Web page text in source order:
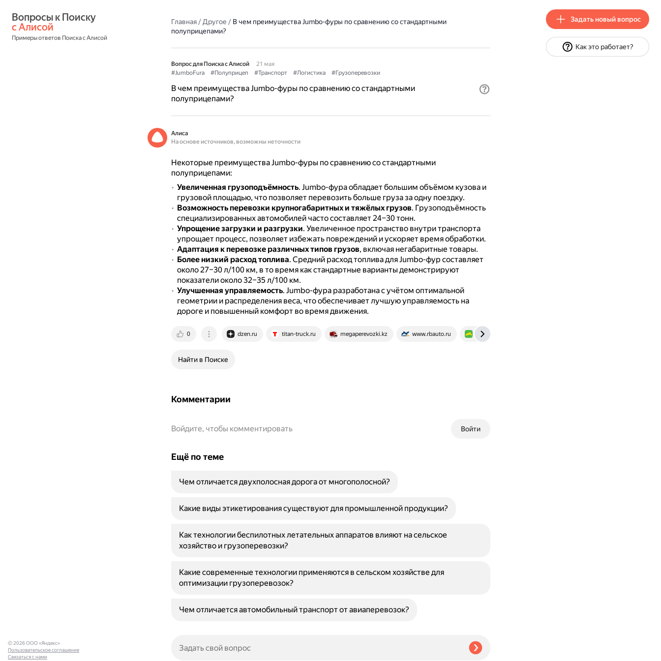
с Алисой
Примеры ответов Поиска с Алисой
Главная/Другое / В чем преимущества Jumbo-фуры по сравнению со стандартными
полуприцепами?
Вопрос для Поиска с Алисой
21 мая
#JumboFura
#Полуприцеп #Транспорт #Логистика #Грузоперевозки
В чем преимущества Jumbo-фуры по сравнению со стандартными
полуприцепами?
Алиса
На основе источников, возможны неточности
Некоторые преимущества Jumbo-фуры по сравнению со стандартными
полуприцепами:
Увеличенная грузоподъёмность. Jumbo-фура обладает большим объёмом кузова и
грузовой площадью, что позволяет перевозить больше груза за одну поездку.
Возможность перевозки крупногабаритных и тяжёлых грузов. Грузоподъёмность
специализированных автомобилей часто составляет 24–30 тонн.
Упрощение загрузки и разгрузки. Увеличенное пространство внутри транспорта
упрощает процесс, позволяет избежать повреждений и ускоряет время обработки.
Адаптация к перевозке различных типов грузов, включая негабаритные товары.
Более низкий расход топлива. Средний расход топлива для Jumbo-фур составляет
около 27–30 л/100 км, в то время как стандартные варианты демонстрируют
показатели около 32–35 л/100 км.
Улучшенная управляемость. Jumbo-фура разработана с учётом оптимальной
геометрии и распределения веса, что обеспечивает лучшую управляемость на
дороге и повышенный комфорт во время движения.
0 dzen.ru titan-truck.ru megaperevozki.kz www.rbauto.ru gruzovichkof.ru
Найти в Поиске
Комментарии
Войти
Войдите, чтобы комментировать
Ещё по теме
Чем отличается двухполосная дорога от многополосной?
Какие виды этикетирования существуют для промышленной продукции?
Как технологии беспилотных летательных аппаратов влияют на сельское
хозяйство и грузоперевозки?
Какие современные технологии применяются в сельском хозяйстве для
оптимизации грузоперевозок?
Чем отличается автомобильный транспорт от авиаперевозок?
© 2026 ООО «Яндекс»
Пользовательское соглашение
Связаться с нами
Задать новый вопрос
Как это работает?